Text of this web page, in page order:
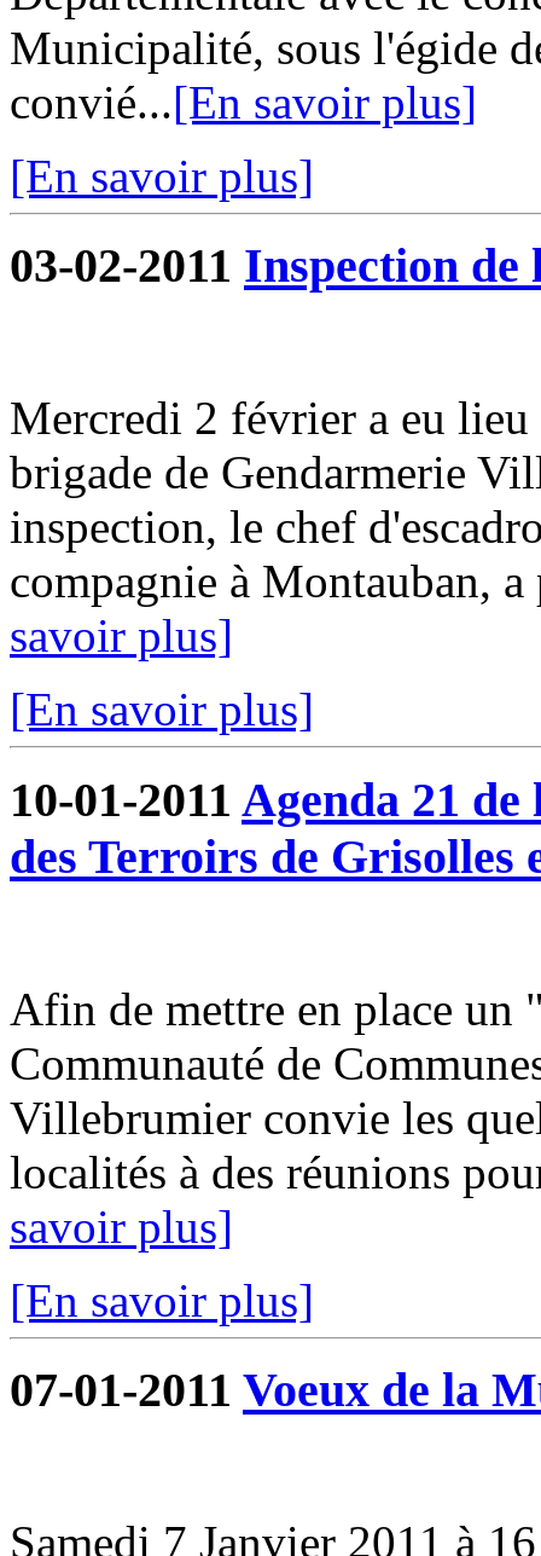
Municipalité, sous l'égide
convié...[En savoir plus]
[En savoir plus]
03-02-2011 Inspection de
Mercredi 2 février a eu
brigade de Gendarmerie
inspection, le chef
compagnie à Montauban,
savoir plus]
[En savoir plus]
10-01-2011 Agenda 21
des Terroirs de
Afin de mettre en place un
Communauté de
Villebrumier convie les
localités à des réunions
savoir plus]
[En savoir plus]
07-01-2011 Voeux de la
Samedi 7 Janvier 2011 à